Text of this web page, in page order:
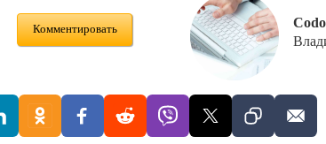
Комментировать